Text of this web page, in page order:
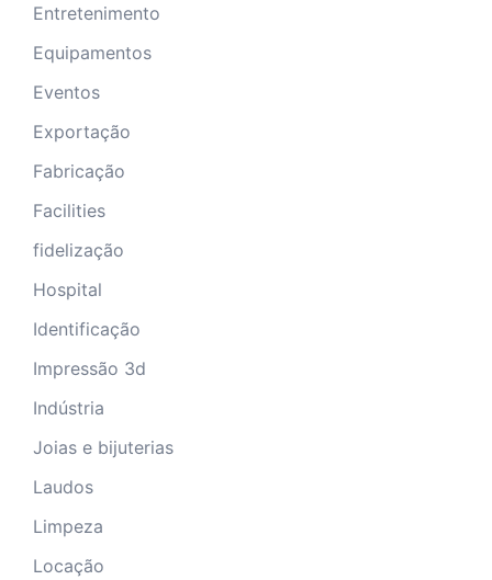
Entretenimento
Equipamentos
Eventos
Exportação
Fabricação
Facilities
fidelização
Hospital
Identificação
Impressão 3d
Indústria
Joias e bijuterias
Laudos
Limpeza
Locação